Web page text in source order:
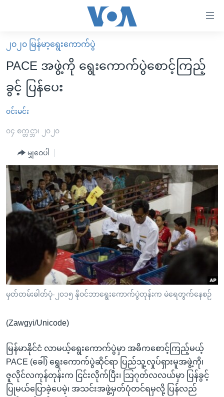
လွယ်ကူ
စေ
သည့်
Link
များ
ပင်မ
ကျော်
ကြည့်
ပင်မ
ကျော်
ကြည့်
ရှာဖွေ
နေရာ
သို့
ကျော်
ရန်
မူလစာမျက်နှာ
မြန်မာ
ကမ္ဘာ့သတင်းများ
နိုင်ငံတကာ
အစ္စရေး-ပါလက်စတိုင်း
ဗွီဒီယို
အင်္ဂလိပ်စာလေ့လာမယ်
အမေရိကန်သုံးအီဒီယံ
မကြေးမုံရဲ့ အင်္ဂလိပ်စာ
ရုပ်ရှင်ထဲက အင်္ဂလိပ်စာ
သုတပဒေသာ အင်္ဂလိပ်စာ
အပတ်စဉ်ကဏ္ဍများ
ရေဒီယို
တီဗွီ
ရေဒီယိုနှင့်ရုပ်သံ အချက်အလက်များ
ရေဒီယို/တီဗွီအစီအစဉ်
Learning English
ဗွီအိုအေ လူမှုကွန်ယက်များ
၂၀၂၀ မြန်မာ့ရွေးကောက်ပွဲ
PACE အဖွဲ့ကို ရွေးကောက်ပွဲစောင့်ကြည့်
ခွင့် ပြန်ပေး
၀င်းမင်း
၀၄ စက္တင္ဘာ၊ ၂၀၂၀
မျှဝေပါ
မှတ်တမ်းဓါတ်ပုံ-၂၀၁၅ နိုဝင်ဘာရွေးကောက်ပွဲတုန်းက မဲရေတွက်နေစဉ်
(Zawgyi/Unicode)
မြန်မာနိုင်ငံ လာမယ့်ရွေးကောက်ပွဲမှာ အဓိကစောင့်ကြည့်မယ့်
PACE (ခေါ်) ရွေးကောက်ပွဲဆိုင်ရာ ပြည်သူ့လှုပ်ရှားမူအဖွဲ့ကို၊
ဇူလိုင်လကုန်တုန်းက ငြင်းလိုက်ပြီး၊ သြဂုတ်လလယ်မှာ ပြန်ခွင့်
ပြုမယ်ပြောခဲ့ပေမဲ့၊ အသင်းအဖွဲ့မှတ်ပုံတင်ရမှလို့ ပြန်လည်